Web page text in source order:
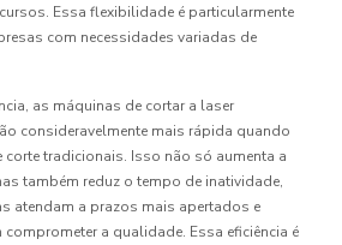
Essa flexibilidade é particularmente
com necessidades variadas de
as máquinas de cortar a laser
consideravelmente mais rápida quando
tradicionais. Isso não só aumenta a
também reduz o tempo de inatividade,
atendam a prazos mais apertados e
a qualidade. Essa eficiência é